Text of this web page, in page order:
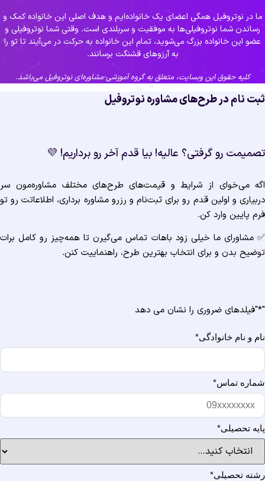
ما در نوتروفیل همگی اعضای یک خانواده‌ایم و هدف اصلی این خانواده کمک و
رساندن شما نوتروفیلی‌ها به موفقیت و سربلندی است. وقتی شما نوتروفیلی و
عضو این خانواده بزرگ می‌شوید، تمام این خانواده به حرکت در می‌آیند تا تو را
به آرزوهای قشنگت برسانند.
کلیه حقوق این وبسایت، متعلق به گروه آموزشی-مشاوره‌ای نوتروفیل می‌باشد.
نام در طرح‌های مشاوره نوتروفیل
رو گرفتی؟ عالیه! بیا قدم آخر رو برداریم! 💜
می‌خوای از شرایط و قیمت‌های طرح‌های مختلف مشاوره‌مون سر
و اولین قدم رو برای ثبت‌نام و رزرو مشاوره برداری، اطلاعاتت رو تو
پایین وارد کن.
مشاورای ما خیلی زود باهات تماس می‌گیرن تا همه‌چیز رو کامل برات
بدن و برای انتخاب بهترین طرح، راهنماییت کنن.
*"فیلدهای ضروری را نشان می دهد
و نام خانوادگی *
تماس *
تحصیلی *
تحصیلی *